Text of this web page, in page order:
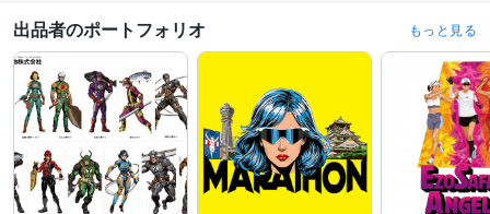
イン 『漫画で学べるシリーズ大谷翔平ヒストリー』表紙イラスト制作
ビジネス・クリエイティブツール
Adobe Illustrator:16年
得意分野
イラスト作成・漫画制作 アイコン作成
イラストデザイン
イラスト作成・漫画制作 キャラクターデザイン
キャラクターデザイン
出品者のポートフォリオ もっと見る